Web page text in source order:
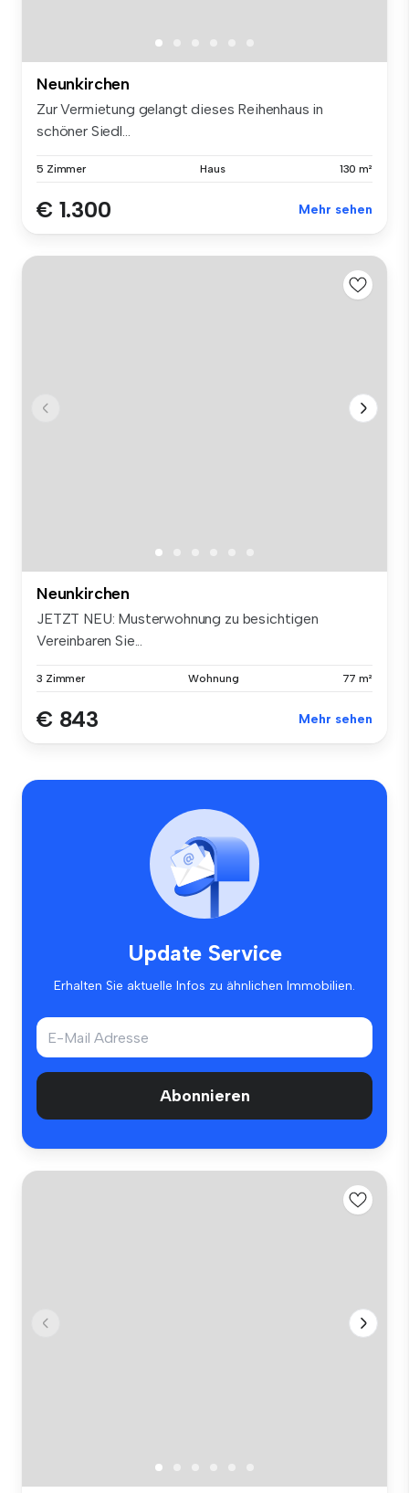
Neunkirchen
Zur Vermietung gelangt dieses Reihenhaus in
schöner Siedl...
5 Zimmer Haus 130 m²
€ 1.300 Mehr sehen
Neunkirchen
JETZT NEU: Musterwohnung zu besichtigen
Vereinbaren Sie...
3 Zimmer Wohnung 77 m²
€ 843 Mehr sehen
Update Service
Erhalten Sie aktuelle Infos zu ähnlichen Immobilien.
Abonnieren